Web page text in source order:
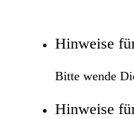
Hinweise
Bitte wende
Hinweise